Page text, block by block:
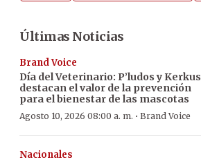
Últimas Noticias
Brand Voice
Día del Veterinario: P’ludos y Kerkus
destacan el valor de la prevención
para el bienestar de las mascotas
Agosto 10, 2026 08:00 a. m. · Brand Voice
Nacionales